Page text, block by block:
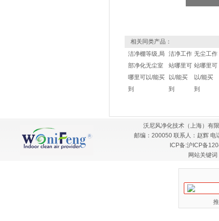
相关同类产品：
洁净棚等级,局
部净化无尘室
哪里可以/能买
到
洁净工作
站哪里可
以/能买
到
无尘工作
站哪里可
以/能买
到
沃尼风净化技术（上海）有
邮编：200050 联系人：赵辉
ICP备:沪ICP备
网站关键